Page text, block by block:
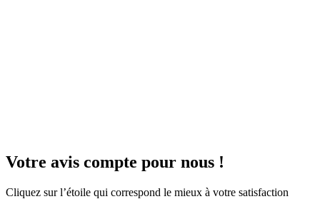
Votre avis compte pour nous !
Cliquez sur l’étoile qui correspond le mieux à votre satisfaction